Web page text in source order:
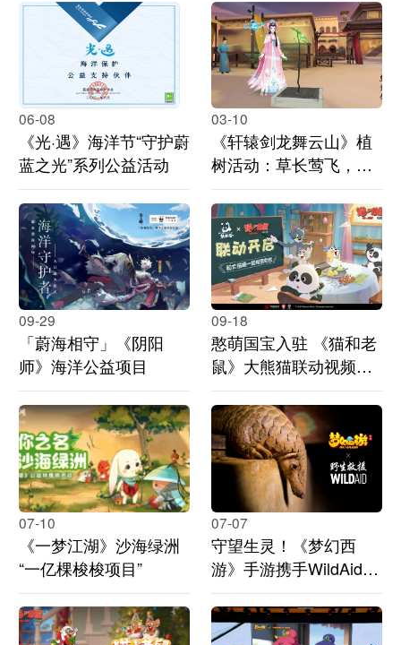
06-08
《光·遇》海洋节“守护蔚
蓝之光”系列公益活动
03-10
《轩辕剑龙舞云山》植
树活动：草长莺飞，共
建绿色长安
09-29
「蔚海相守」《阴阳
师》海洋公益项目
09-18
憨萌国宝入驻 《猫和老
鼠》大熊猫联动视频发
布
07-10
《一梦江湖》沙海绿洲
“一亿棵梭梭项目”
07-07
守望生灵！《梦幻西
游》手游携手WildAid打
造野生动物保护新玩法